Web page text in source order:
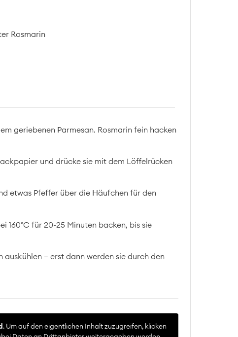
Rosmarin
geriebenen Parmesan. Rosmarin fein hacken
und drücke sie mit dem Löffelrücken
etwas Pfeffer über die Häufchen für den
160°C für 20-25 Minuten backen, bis sie
auskühlen – erst dann werden sie durch den
. Um auf den eigentlichen Inhalt zuzugreifen, klicken